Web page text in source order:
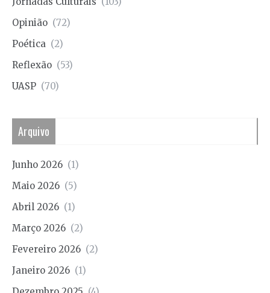
Opinião (72)
Poética (2)
Reflexão (53)
UASP (70)
Arquivo
Junho 2026 (1)
Maio 2026 (5)
Abril 2026 (1)
Março 2026 (2)
Fevereiro 2026 (2)
Janeiro 2026 (1)